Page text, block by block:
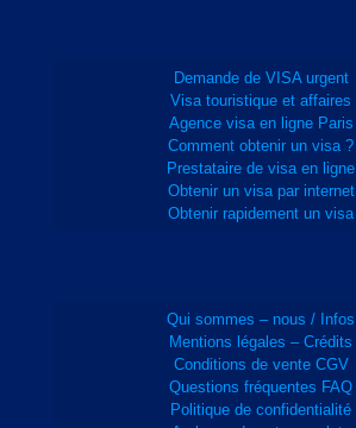
Demande de VISA urgent
Visa touristique et affaires
Agence visa en ligne Paris
Comment obtenir un visa ?
Prestataire de visa en ligne
Obtenir un visa par internet
Obtenir rapidement un visa
Qui sommes – nous / Infos
Mentions légales – Crédits
Conditions de vente CGV
Questions fréquentes FAQ
Politique de confidentialité